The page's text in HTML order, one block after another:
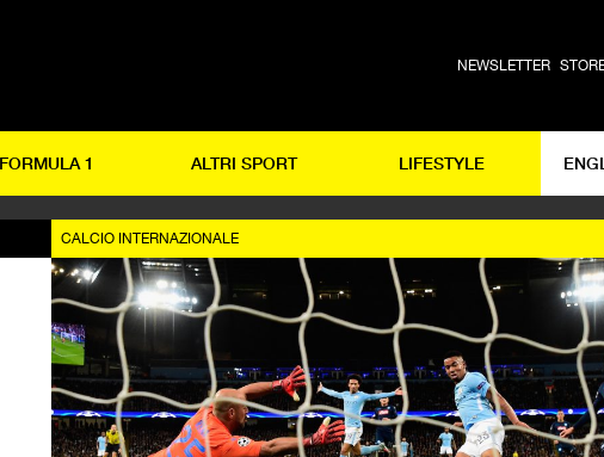
NEWSLETTER
FORMULA 1 ALTRI SPORT LIFESTYLE
CALCIO INTERNAZIONALE